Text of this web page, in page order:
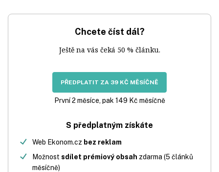
Chcete číst dál?
Ještě na vás čeká 50 % článku.
PŘEDPLATIT ZA 39 KČ MĚSÍČNĚ
První 2 měsíce, pak 149 Kč měsíčně
S předplatným získáte
Web Ekonom.cz bez reklam
Možnost sdílet prémiový obsah zdarma (5 článků
měsíčně)